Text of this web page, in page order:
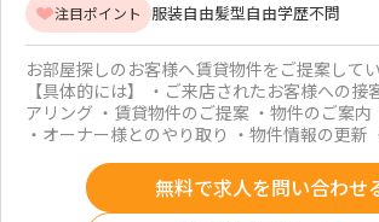
注目ポイント 服装自由髪型自由学歴不問
お部屋探しのお客様へ賃貸物件をご提案してい
【具体的には】 ・ご来店されたお客様への接
アリング ・賃貸物件のご提案 ・物件のご案
・オーナー様とのやり取り ・物件情報の更新
無料で求人を問い合わせ